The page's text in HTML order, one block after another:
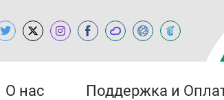
О нас Поддержка и